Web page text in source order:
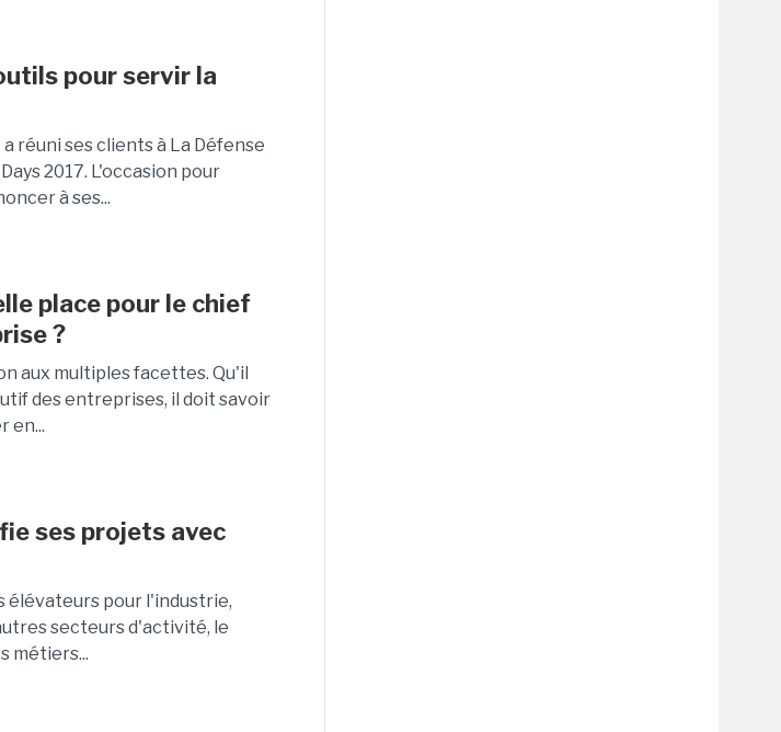
pour servir la
réuni ses clients à La Défense
2017. L'occasion pour
à ses...
place pour le chief
?
aux multiples facettes. Qu'il
des entreprises, il doit savoir
en...
ses projets avec
élévateurs pour l'industrie,
secteurs d'activité, le
métiers...